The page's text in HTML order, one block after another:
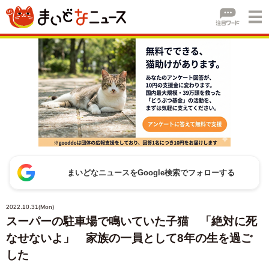
まいどなニュースをGoogle検索でフォローする
2022.10.31(Mon)
スーパーの駐車場で鳴いていた子猫 「絶対に死
なせないよ」 家族の一員として8年の生を過ご
した